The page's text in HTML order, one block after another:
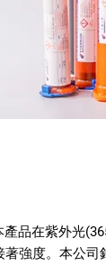
產品在紫外光
著強度。本公